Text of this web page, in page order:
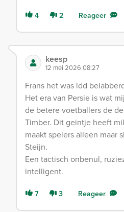
4 2 Reageer
keesp
12 mei 2026 08:27
Frans het was idd
Het era van Persie is wat
de betere voetballers de
Timber. Dit geintje heeft
maakt spelers alleen maar
Steijn.
Een tactisch onbenul,
intelligent.
7 3 Reageer